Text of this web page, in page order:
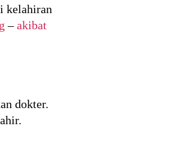
kelahiran
–akibat
dokter.